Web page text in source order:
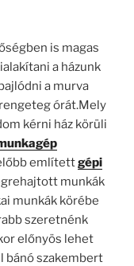
is magas
a házunk
a murva
órát.Mely
kérni ház körüli
említettgépi
munkák
munkák körébe
szeretnénk
előnyös lehet
bánó szakembert